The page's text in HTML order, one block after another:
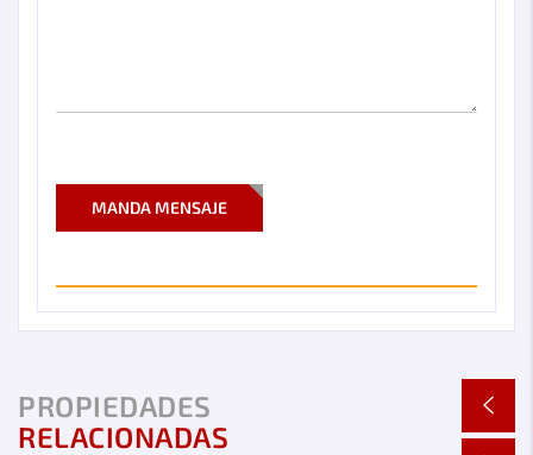
MANDA MENSAJE
PROPIEDADES
RELACIONADAS